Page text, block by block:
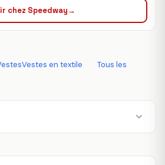
chez Speedway→
en textile ·
Tous les